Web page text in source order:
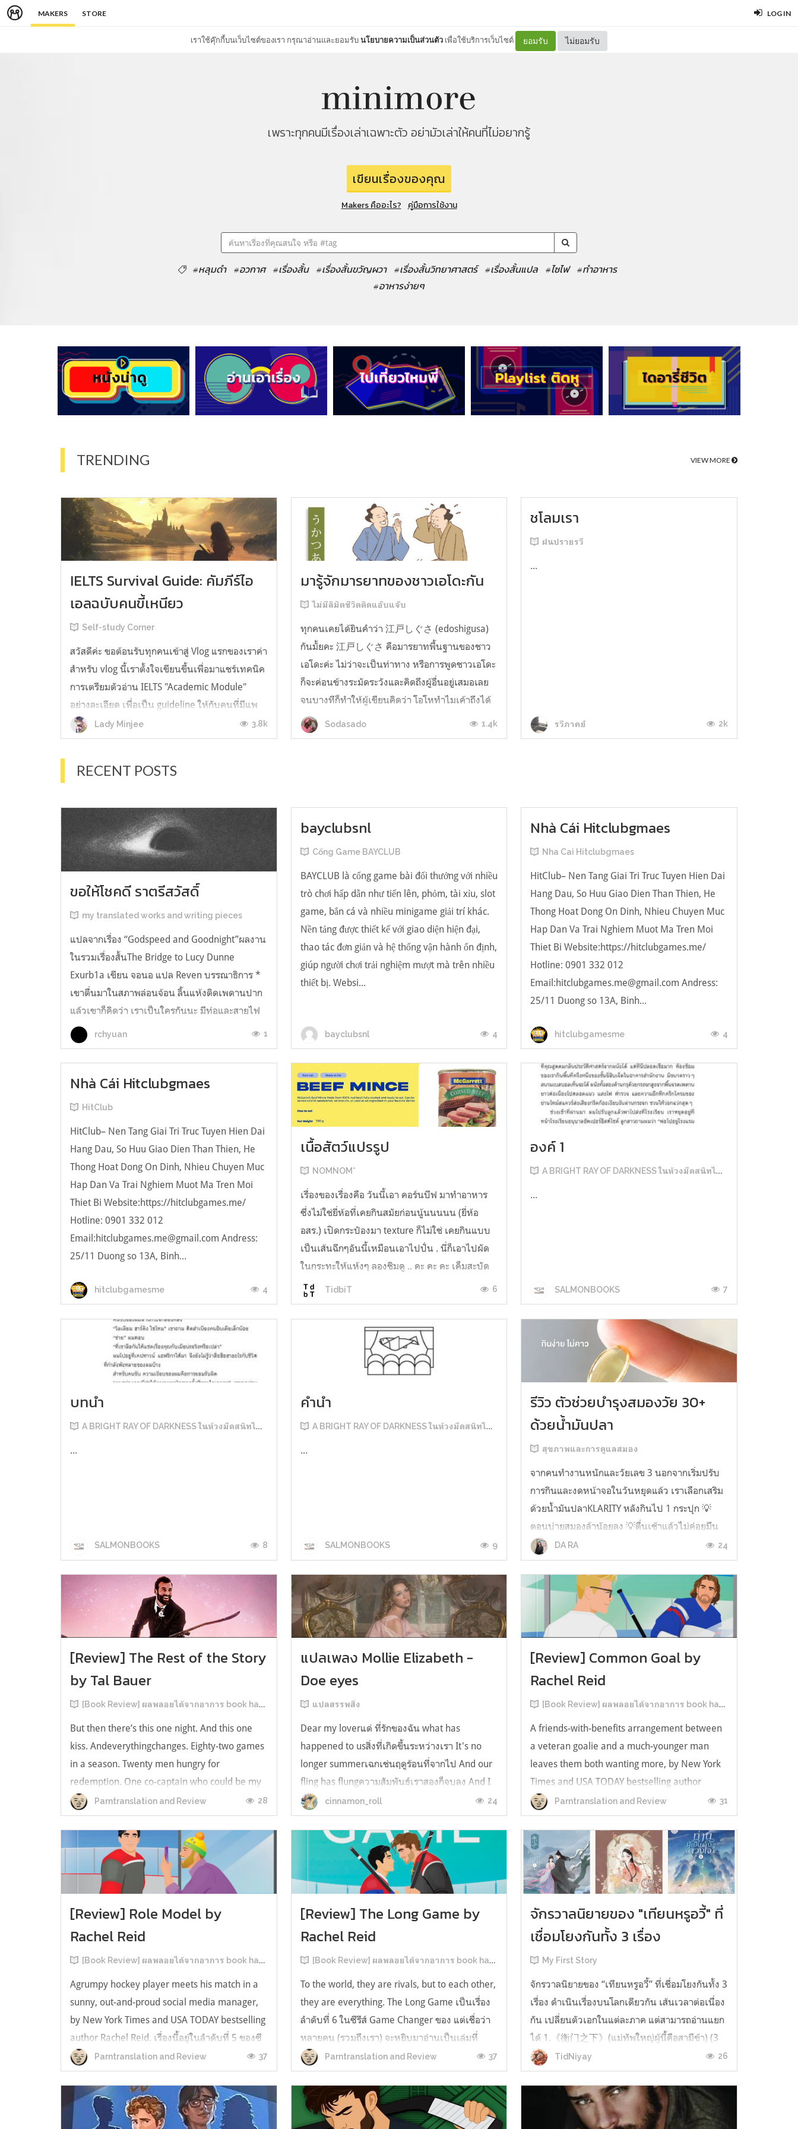
MAKERS STORE LOG IN
เราใช้คุ๊กกี้บนเว็บไซต์ของเรา กรุณาอ่านและยอมรับนโยบายความเป็นส่วนตัว เพื่อใช้บริการเว็บไซต์ ยอมรับ ไม่ยอมรับ
เพราะทุกคนมีเรื่องเล่าเฉพาะตัว อย่ามัวเล่าให้คนที่ไม่อยากรู้
เขียนเรื่องของคุณ
Makers คืออะไร? คู่มือการใช้งาน
#หลุมดำ #อวกาศ #เรื่องสั้น #เรื่องสั้นขวัญผวา #เรื่องสั้นวิทยาศาสตร์ #เรื่องสั้นแปล #ไซไฟ
#ทำอาหาร
#อาหารง่ายๆ
TRENDING VIEW MORE
IELTS Survival Guide: คัมภีร์ไอ
เอลฉบับคนขี้เหนียว
Self-study Corner
สวัสดีค่ะ ขอต้อนรับทุกคนเข้าสู่ Vlog แรกของเราค่า
สำหรับ vlog นี้เราตั้งใจเขียนขึ้นเพื่อมาแชร์เทคนิค
การเตรียมตัวอ่าน IELTS "Academic Module"
อย่างละเอียด เพื่อเป็น guideline ให้กับคนที่มีแพ
ลนจะสอบแต่ไม่รู้ต้องเริ่มตรงไหน หรืออยากจะได้
ข้อมูลเพิ่มเติมมาเสริมความมั่นใจจากที่ตัวเองเรียน
Lady Minjee 3.8k
มารู้จักมารยาทของชาวเอโดะกัน
ไม่มีลิมิตชีวิตติดแอ๊บแจ๊บ
ทุกคนเคยได้ยินคำว่า 江戸しぐさ (edoshigusa)
กันมั้ยคะ 江戸しぐさ คือมารยาทพื้นฐานของชาว
เอโดะค่ะ ไม่ว่าจะเป็นท่าทาง หรือการพูดชาวเอโดะ
ก็จะค่อนข้างระมัดระวังและคิดถึงผู้อื่นอยู่เสมอเลย
จนบางทีก็ทำให้ผู้เขียนคิดว่า โอโหทำไมเค้าถึงได้
คิดถึงคนอื่นได้ขนาดนี้นะอยากรู้มั้ยคะว่าชาวเอโดะ
มารยาทดีขนาดไหน มาลองอ่านกันได้เ...
Sodasado 1.4k
ชโลมเรา
ฝนปรายรวี
...
รวีภาคย์ 2k
RECENT POSTS
ขอให้โชคดี ราตรีสวัสดิ์
my translated works and writing pieces
แปลจากเรื่อง “Godspeed and Goodnight”ผลงาน
ในรวมเรื่องสั้นThe Bridge to Lucy Dunne
Exurb1a เขียน จอนอ แปล Reven บรรณาธิการ *
เขาตื่นมาในสภาพล่อนจ้อน ลิ้นแห้งติดเพดานปาก
แล้วเขาก็คิดว่า เราเป็นใครกันนะ มีท่อและสายไฟ
อยู่ในตัว เกิดความรู้สึกอยากฉี่ และแม้ตัวเขาจะ
เหยียดตรง ก็มีแต่ความมืดมิดอยู่เบื้องหน้...
rchyuan 1
bayclubsnl
Cổng Game BAYCLUB
BAYCLUB là cổng game bài đổi thưởng với nhiều
trò chơi hấp dẫn như tiến lên, phỏm, tài xỉu, slot
game, bắn cá và nhiều minigame giải trí khác.
Nền tảng được thiết kế với giao diện hiện đại,
thao tác đơn giản và hệ thống vận hành ổn định,
giúp người chơi trải nghiệm mượt mà trên nhiều
thiết bị. Websi...
bayclubsnl 4
Nhà Cái Hitclubgmaes
Nha Cai Hitclubgmaes
HitClub– Nen Tang Giai Tri Truc Tuyen Hien Dai
Hang Dau, So Huu Giao Dien Than Thien, He
Thong Hoat Dong On Dinh, Nhieu Chuyen Muc
Hap Dan Va Trai Nghiem Muot Ma Tren Moi
Thiet Bi Website:https://hitclubgames.me/
Hotline: 0901 332 012
Email:hitclubgames.me@gmail.com Andress:
25/11 Duong so 13A, Binh...
hitclubgamesme 4
Nhà Cái Hitclubgmaes
HitClub
HitClub– Nen Tang Giai Tri Truc Tuyen Hien Dai
Hang Dau, So Huu Giao Dien Than Thien, He
Thong Hoat Dong On Dinh, Nhieu Chuyen Muc
Hap Dan Va Trai Nghiem Muot Ma Tren Moi
Thiet Bi Website:https://hitclubgames.me/
Hotline: 0901 332 012
Email:hitclubgames.me@gmail.com Andress:
25/11 Duong so 13A, Binh...
hitclubgamesme 4
เนื้อสัตว์แปรรูป
NOMNOM*
เรื่องของเรื่องคือ วันนี้เอา คอร์นบีฟ มาทำอาหาร
ซึ่งไม่ใช่ยี่ห้อที่เคยกินสมัยก่อนนู้นนนนน (ยี่ห้อ
อสร.) เปิดกระป๋องมา texture ก็ไม่ใช่ เคยกินแบบ
เป็นเส้นฉีกๆอันนี้เหมือนเอาไปปั่น . นี่ก็เอาไปผัด
ในกระทะให้แห้งๆ ลองชิมดู .. คะ คะ คะ เค็มสะบัด
O o" ... แบบใช้โควต้ากินโซเดียมทั้งสัปดาห์
ต้องหาผักนึ่ง ...
TidbiT 6
องค์ 1
A BRIGHT RAY OF DARKNESS ในห้วงมืดสนิทไม่มิดแสง
...
SALMONBOOKS 7
บทนำ
A BRIGHT RAY OF DARKNESS ในห้วงมืดสนิทไม่มิดแสง
...
SALMONBOOKS 8
คำนำ
A BRIGHT RAY OF DARKNESS ในห้วงมืดสนิทไม่มิดแสง
...
SALMONBOOKS 9
รีวิว ตัวช่วยบำรุงสมองวัย 30+
ด้วยน้ำมันปลา
สุขภาพและการดูแลสมอง
จากคนทำงานหนักและวัยเลข 3 นอกจากเริ่มปรับ
การกินและงดหน้าจอในวันหยุดแล้ว เราเลือกเสริม
ด้วยน้ำมันปลาKLARITY หลังกินไป 1 กระปุก 💡
ตอนบ่ายสมองล้าน้อยลง 💡ตื่นเช้าแล้วไม่ค่อยมึน
หัว 💡ไอเดียไม่ตัน ยิ่งทำงานสาย Content แนะนำ
ว่าควรมี ชอบตรงที่ไม่มีกลิ่นคาวเลย กินง่ายสุด
ตั้งแต่เคยกินน้ำมันปลามาเลย ใครที่เคยกิ...
DA RA 24
[Review] The Rest of the Story
by Tal Bauer
[Book Review] ผลพลอยได้จากอาการ book hangover หลังอ่านสารพัน MM Romance
But then there’s this one night. And this one
kiss. Andeverythingchanges. Eighty-two games
in a season. Twenty men hungry for
redemption. One co-captain who could be my
forever. This is the rest of the story. หลังอ่าน
แบบฟีลกู้ดติดๆ กันแล้ว เลยอยากได้ความแสบ
ทรวงในชีวิตบ้าง (หาเรื่อง!) เล่มนี้คู่หูเอ...
Parntranslation and Review 28
แปลเพลง Mollie Elizabeth -
Doe eyes
แปลสรรพสิ่ง
Dear my loverแด่ ที่รักของฉัน what has
happened to usสิ่งที่เกิดขึ้นระหว่างเรา It's no
longer summerเฉกเช่นฤดูร้อนที่จากไป And our
fling has flungความสัมพันธ์เราสองก็จบลง And I
still spin your recordsแต่ฉันยังเล่นเพลงโปรดของ
คุณบนแผ่นเสียงไวนิล And You still feel like
homeในใจฉัน ตัวตนคุณก็ยังอบอ...
cinnamon_roll 24
[Review] Common Goal by
Rachel Reid
[Book Review] ผลพลอยได้จากอาการ book hangover หลังอ่านสารพัน MM Romance
A friends-with-benefits arrangement between
a veteran goalie and a much-younger man
leaves them both wanting more, by New York
Times and USA TODAY bestselling author
Rachel Reid. เป็นเรื่องลำดับที่ 4ในซีรีส์ Game
Changer และเป็นเล่มที่ 4 ที่เราหยิบมาอ่าน ใน
ที่สุดลำดับเรื่องกับลำดับที่หยิบอ่านก็ตรงกั...
Parntranslation and Review 31
[Review] Role Model by
Rachel Reid
[Book Review] ผลพลอยได้จากอาการ book hangover หลังอ่านสารพัน MM Romance
Agrumpy hockey player meets his match in a
sunny, out-and-proud social media manager,
by New York Times and USA TODAY bestselling
author Rachel Reid. เรื่องนี้อยู่ในลำดับที่ 5 ของซี
รีส์ Game Changer แต่เป็นเรื่องที่ 3 ที่เราหยิบมา
อ่าน เพราะเห็นว่าเป็นเรื่องในไทม์ไลน์เดียวกันกับ
TheLong Game ประกอบกั...
Parntranslation and Review 37
[Review] The Long Game by
Rachel Reid
[Book Review] ผลพลอยได้จากอาการ book hangover หลังอ่านสารพัน MM Romance
To the world, they are rivals, but to each other,
they are everything. The Long Game เป็นเรื่อง
ลำดับที่ 6 ในซีรีส์ Game Changer ของ แต่เชื่อว่า
หลายคน (รวมถึงเรา) จะหยิบมาอ่านเป็นเล่มที่
2หลังจากอ่าน Heated Rivalry มา555 เรื่องย่อ:
The Long Game เล่ม Long Game นี่จะเป็น
ประมาณ2 ปีหลังจาก HR จะดำเนินเ...
Parntranslation and Review 37
จักรวาลนิยายของ "เทียนหรูอวี้" ที่
เชื่อมโยงกันทั้ง 3 เรื่อง
My First Story
จักรวาลนิยายของ “เทียนหรูอวี้” ที่เชื่อมโยงกันทั้ง 3
เรื่อง ดำเนินเรื่องบนโลกเดียวกัน เส้นเวลาต่อเนื่อง
กัน เปลี่ยนตัวเอกในแต่ละภาค แต่สามารถอ่านแยก
ได้ 1.《衡门之下》(แม่ทัพใหญ่ผู้นี้คือสามีข้า) (3
เล่มจบ) เป็นเรื่องที่เกิดก่อน เล่าเรื่องของ ฝูถิง กับ
หลี่ชีฉือ ที่ต้องแต่งงานกันก่อนจะใช้ชีวิตห่างไกล
TidNiyay 26